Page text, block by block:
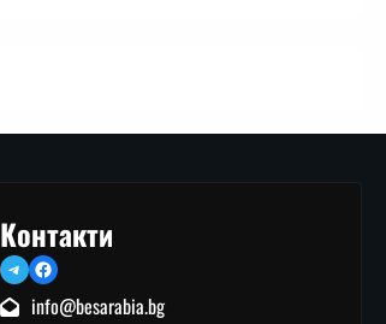
Контакти
TelegramFacebook
info@besarabia.bg